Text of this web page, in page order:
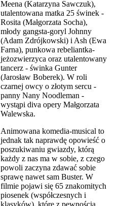
Meena (Katarzyna Sawczuk),
utalentowana matka 25 świnek -
Rosita (Małgorzata Socha),
młody gangsta-goryl Johnny
(Adam Zdrójkowski) i Ash (Ewa
Farna), punkowa rebeliantka-
jeżozwierzyca oraz utalentowany
tancerz - świnka Gunter
(Jarosław Boberek). W roli
czarnej owcy o złotym sercu -
panny Nany Noodleman -
wystąpi diva opery Małgorzata
Walewska.
Animowana komedia-musical to
jednak tak naprawdę opowieść o
poszukiwaniu gwiazdy, którą
każdy z nas ma w sobie, z czego
powoli zaczyna zdawać sobie
sprawę nawet sam Buster. W
filmie pojawi się 65 znakomitych
piosenek (współczesnych i
klasyków), które z pewnością